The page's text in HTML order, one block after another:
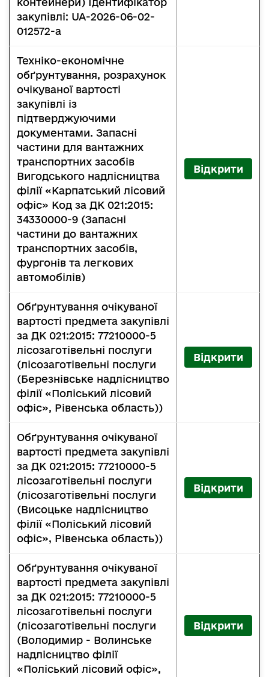
закупівлі: UA-2026-06-02-
012572-a
Техніко-економічне
обґрунтування, розрахунок
очікуваної вартості
закупівлі із
підтверджуючими
документами. Запасні
частини для вантажних
транспортних засобів
Вигодського надлісництва
філії «Карпатський лісовий
офіс» Код за ДК 021:2015:
34330000-9 (Запасні
частини до вантажних
транспортних засобів,
фургонів та легкових
автомобілів)
Відкрити
Обґрунтування очікуваної
вартості предмета закупівлі
за ДК 021:2015: 77210000-5
лісозаготівельні послуги
(лісозаготівельні послуги
(Березнівське надлісництво
філії «Поліський лісовий
офіс», Рівенська область))
Відкрити
Обґрунтування очікуваної
вартості предмета закупівлі
за ДК 021:2015: 77210000-5
лісозаготівельні послуги
(лісозаготівельні послуги
(Висоцьке надлісництво
філії «Поліський лісовий
офіс», Рівенська область))
Відкрити
Обґрунтування очікуваної
вартості предмета закупівлі
за ДК 021:2015: 77210000-5
лісозаготівельні послуги
(лісозаготівельні послуги
(Володимир - Волинське
надлісництво філії
«Поліський лісовий офіс»,
Відкрити